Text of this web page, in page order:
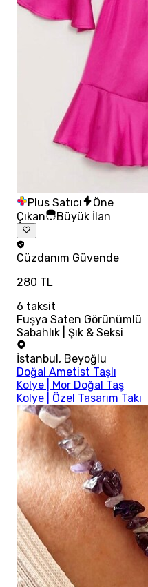
Plus Satıcı
Öne
Çıkan
Büyük İlan
Cüzdanım Güvende
280 TL
6 taksit
Fuşya Saten Görünümlü
Sabahlık | Şık & Seksi
İstanbul , Beyoğlu
Doğal Ametist Taşlı
Kolye | Mor Doğal Taş
Kolye | Özel Tasarım Takı